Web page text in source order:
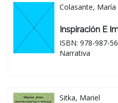
Colasante, María
Inspiración E
ISBN: 978-987-
Narrativa
Sitka, Mariel